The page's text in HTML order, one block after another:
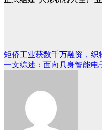
文
章
矩侨工业获数千万融资，织
一文综述：面向具身智能电